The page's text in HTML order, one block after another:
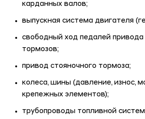
карданных валов;
выпускная система двигателя
свободный ход педалей привода
тормозов;
привод стояночного тормоза;
колеса, шины (давление, износ,
крепежных элементов);
трубопроводы топливной